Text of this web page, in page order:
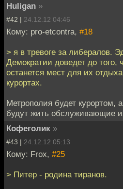
Huligan »
#42 | 24.12.12 04:46
Кому: pro-etcontra, #18
> я в тревоге за либералов.
Демократии доведет до того,
останется мест для их
курортах.
Метрополия будет курортом,
будут жить обслуживающие
Кофеголик »
#43 | 24.12.12 05:13
Кому: Frox, #25
> Питер - родина тиранов.